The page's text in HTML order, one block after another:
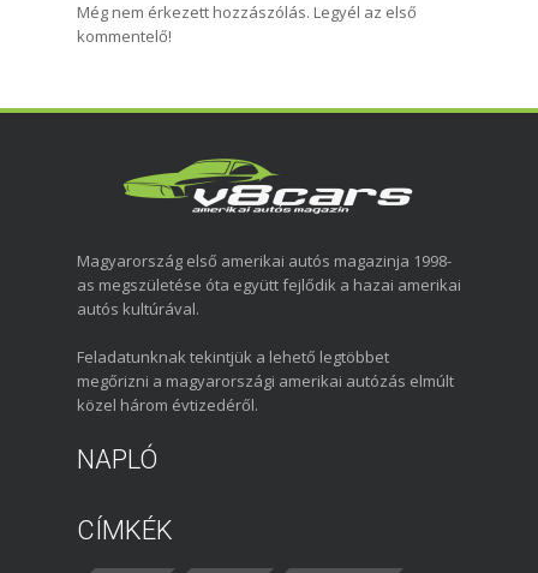
Még nem érkezett hozzászólás. Legyél az első
kommentelő!
Magyarország első amerikai autós magazinja 1998-
as megszületése óta együtt fejlődik a hazai amerikai
autós kultúrával.
Feladatunknak tekintjük a lehető legtöbbet
megőrizni a magyarországi amerikai autózás elmúlt
közel három évtizedéről.
NAPLÓ
CÍMKÉK